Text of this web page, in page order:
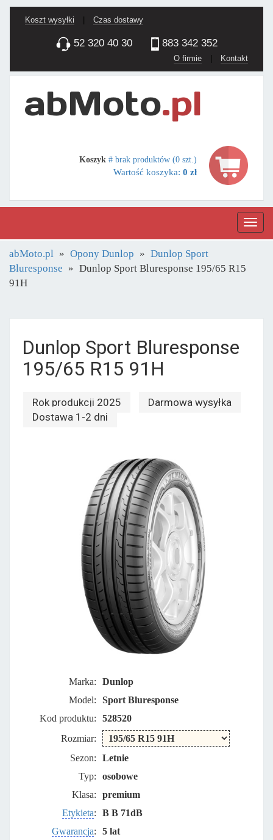
Koszt wysyłki Czas dostawy
52 320 40 30 883 342 352
O firmie | Kontakt
Koszyk # brak produktów (0 szt.)
Wartość koszyka: 0 zł
abMoto.pl Opony Dunlop
Dunlop Sport
Bluresponse
Dunlop Sport Bluresponse 195/65 R15
91H
Dunlop Sport Bluresponse
195/65 R15 91H
Rok produkcji 2025
Darmowa wysyłka
Dostawa 1-2 dni
Marka:
Dunlop
Model:
Sport Bluresponse
Kod produktu:
528520
Rozmiar:
Sezon:
Letnie
Typ:
osobowe
Klasa:
premium
Etykieta:
B B 71dB
Gwarancja:
5 lat